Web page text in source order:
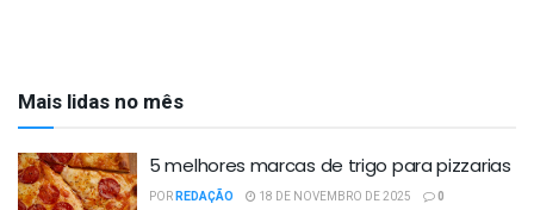
Mais lidas no mês
5 melhores marcas de trigo para pizzarias
PORREDAÇÃO 18 DE NOVEMBRO DE 2025 0